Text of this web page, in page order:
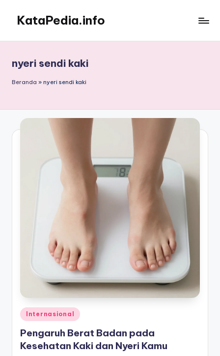
content
KataPedia.info
Terbaru
nyeri sendi kaki
Beranda » nyeri sendi kaki
Posted
in
Internasional
Pengaruh Berat Badan pada
Kesehatan Kaki dan Nyeri Kamu